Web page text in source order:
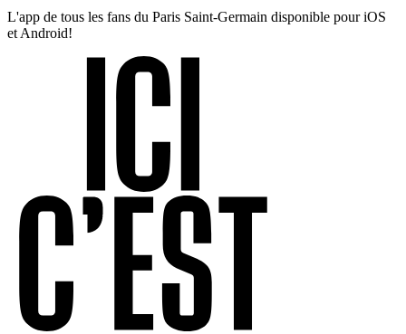
L'app de tous les fans du Paris Saint-Germain disponible pour iOS
et Android!